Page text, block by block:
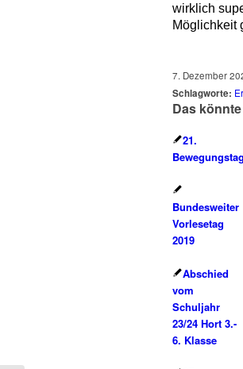
wirklich
Möglichkeit
7. Dezember
Schlagworte:
Das
21.
Bewegungstag
Bundesweiter
Vorlesetag
2019
Abschied
vom
Schuljahr
23/24 Hort 3.-
6. Klasse